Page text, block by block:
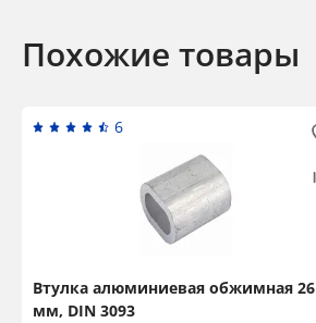
Похожие товары
6
Втулка алюминиевая обжимная 26
мм, DIN 3093